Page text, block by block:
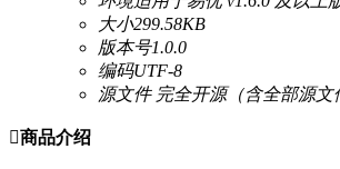
大小299.58KB
版本号1.0.0
编码UTF-8
源文件完全开源（含全部源文
商品介绍